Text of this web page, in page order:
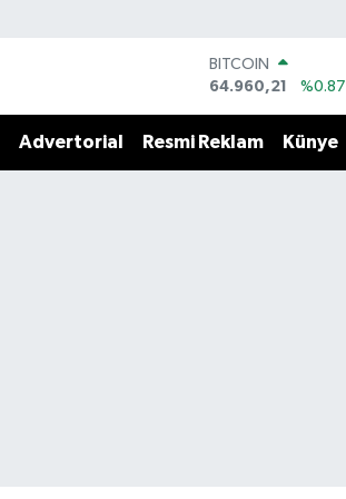
BITCOIN
64.960,21
%0.87
47,7436
%0.18
Advertorial Resmi Reklam Künye